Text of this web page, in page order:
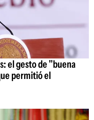
el gesto de "buena
permitió el